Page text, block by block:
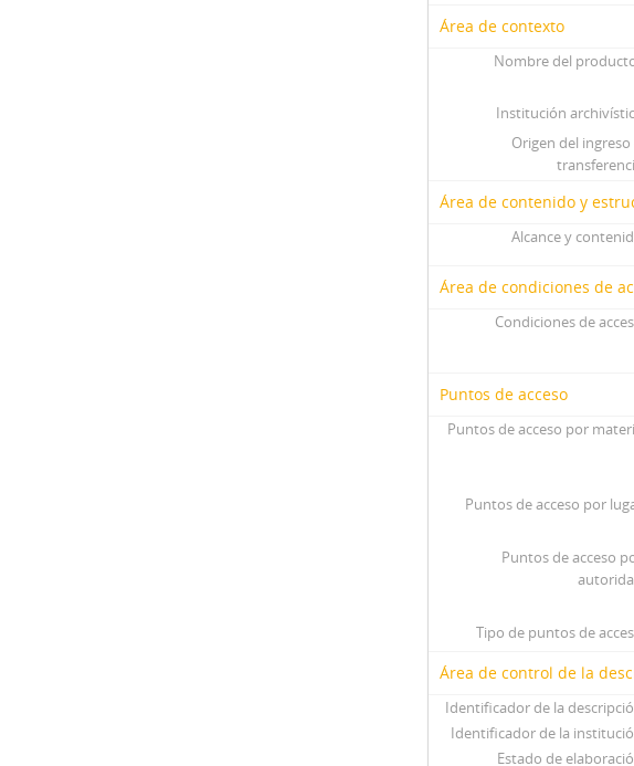
Área de contexto
Nombre del
Institución
Origen del ingreso
Área de contenido y
Alcance y
Área de condiciones de
Condiciones de
Puntos de acceso
Puntos de acceso por
Puntos de acceso por
Puntos de acceso
Tipo de puntos de
Área de control de la
Identificador de la
Identificador de la
Estado de